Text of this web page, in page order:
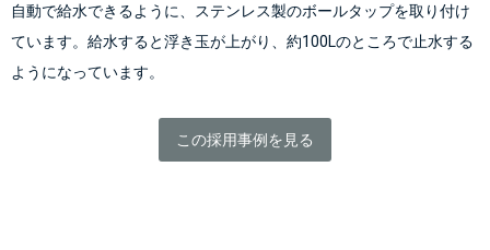
自動で給水できるように、ステンレス製のボールタップを取り付け
ています。給水すると浮き玉が上がり、約100Lのところで止水する
ようになっています。
この採用事例を見る